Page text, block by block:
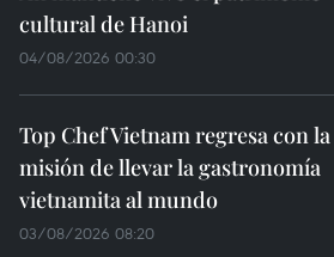
cultural de Hanoi
04/08/2026 00:30
Top Chef Vietnam regresa con la
misión de llevar la gastronomía
vietnamita al mundo
03/08/2026 08:20